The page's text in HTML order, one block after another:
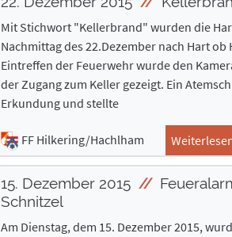
Mit Stichwort "Kellerbrand" wurden die
Nachmittag des 22.Dezember nach Hart
Eintreffen der Feuerwehr wurde den
der Zugang zum Keller gezeigt. Ein
Erkundung und stellte
FF Hilkering/Hachlham
15. Dezember 2015
Schnitzel
Am Dienstag, dem 15. Dezember 2015,